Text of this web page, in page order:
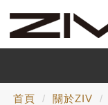
首頁 關於ZIV